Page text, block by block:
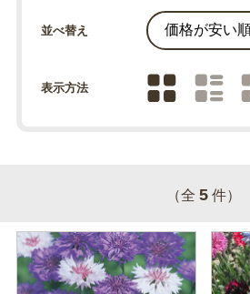
並べ替え
表示方法
（全 5 件）